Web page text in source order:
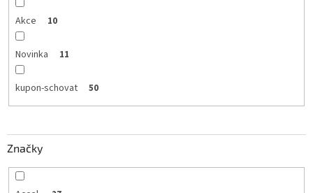
Akce 10
Novinka 11
kupon-schovat 50
Značky